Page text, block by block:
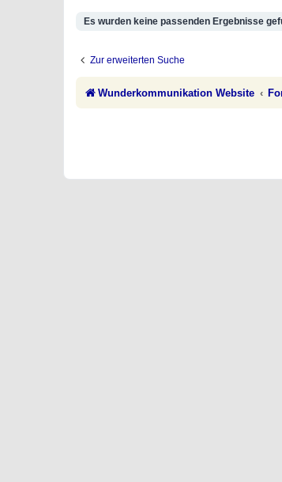
Es wurden keine passenden Ergebnisse
Zur erweiterten Suche
Wunderkommunikation Website